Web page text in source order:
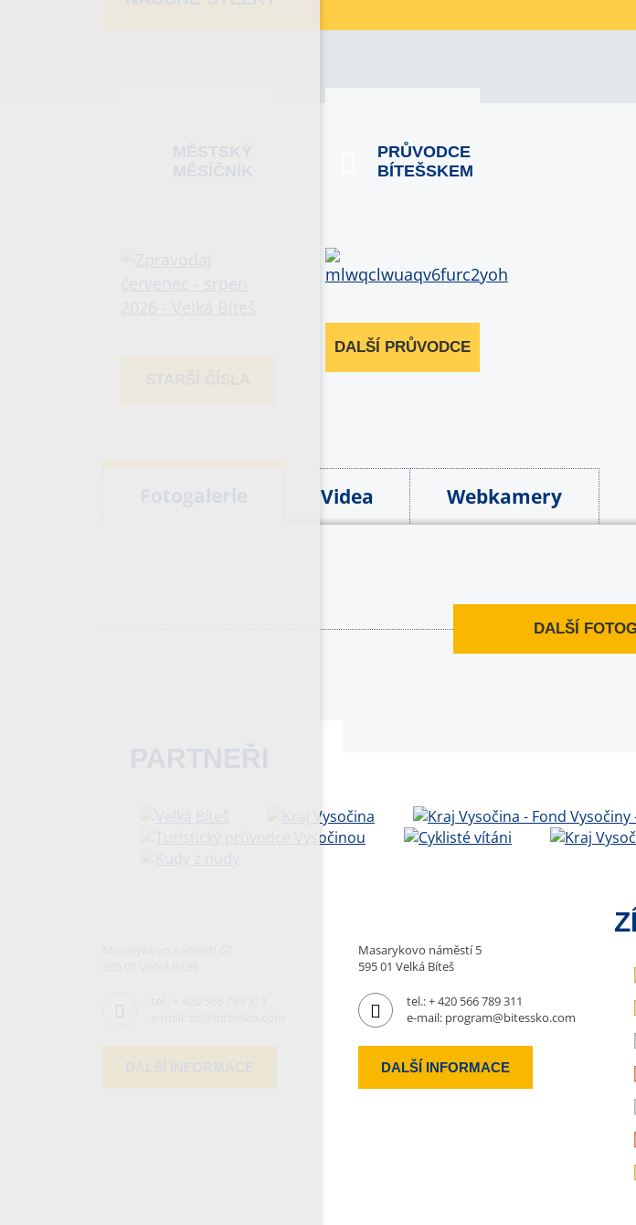
PRŮVODCE
BÍTEŠSKEM
DALŠÍ PRŮVODCE
Videa Webkamery
DALŠÍ
Masarykovo náměstí 5
595 01 Velká Bíteš
tel.:+ 420 566 789 311
e-mail: program@bitessko.com
DALŠÍ INFORMACE